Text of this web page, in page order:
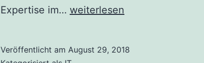
Expertise im… Neue
Lösungen
weiterlesen
Veröffentlicht am August 29, 2018